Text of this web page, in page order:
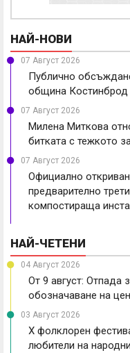
НАЙ-НОВИ
07 Август 2026
Публично
община Костинброд
07 Август 2026
Милена Миткова
битката с тежкото
07 Август 2026
Официално
предварително
компостираща
НАЙ-ЧЕТЕНИ
04 Август 2026
От 9 август: Отпада
обозначаване на
03 Август 2026
X фолклорен
любители на